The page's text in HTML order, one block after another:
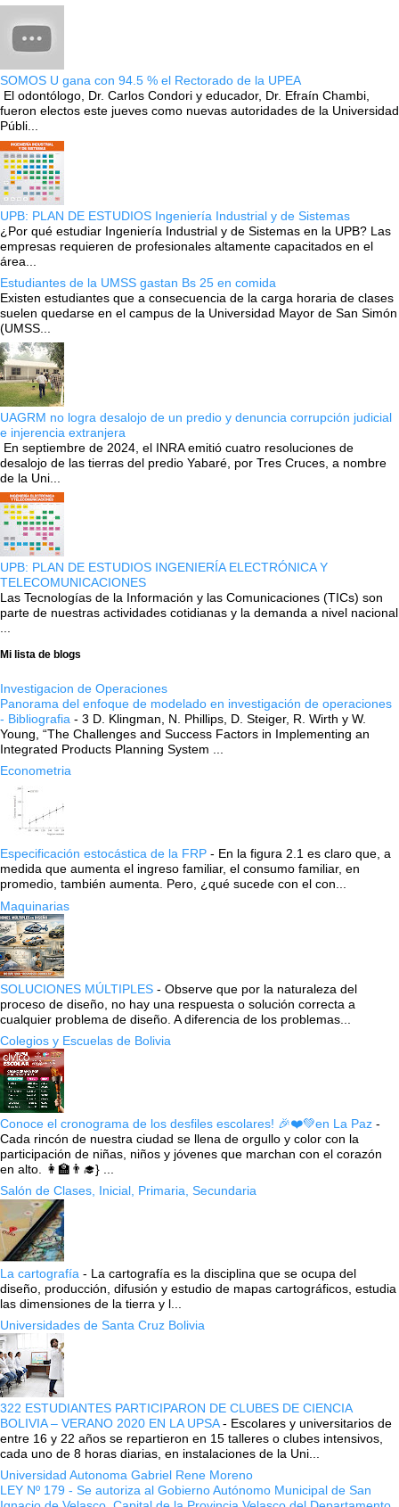
SOMOS U gana con 94.5 % el Rectorado de la UPEA
El odontólogo, Dr. Carlos Condori y educador, Dr. Efraín Chambi,
fueron electos este jueves como nuevas autoridades de la Universidad
Públi...
UPB: PLAN DE ESTUDIOS Ingeniería Industrial y de Sistemas
¿Por qué estudiar Ingeniería Industrial y de Sistemas en la UPB? Las
empresas requieren de profesionales altamente capacitados en el
área...
Estudiantes de la UMSS gastan Bs 25 en comida
Existen estudiantes que a consecuencia de la carga horaria de clases
suelen quedarse en el campus de la Universidad Mayor de San Simón
(UMSS...
UAGRM no logra desalojo de un predio y denuncia corrupción judicial
e injerencia extranjera
En septiembre de 2024, el INRA emitió cuatro resoluciones de
desalojo de las tierras del predio Yabaré, por Tres Cruces, a nombre
de la Uni...
UPB: PLAN DE ESTUDIOS INGENIERÍA ELECTRÓNICA Y
TELECOMUNICACIONES
Las Tecnologías de la Información y las Comunicaciones (TICs) son
parte de nuestras actividades cotidianas y la demanda a nivel nacional
Mi lista de blogs
Investigacion de Operaciones
Panorama del enfoque de modelado en investigación de operaciones
- Bibliografia - 3 D. Klingman, N. Phillips, D. Steiger, R. Wirth y W.
Young, “The Challenges and Success Factors in Implementing an
Integrated Products Planning System ...
Econometria
Especificación estocástica de la FRP - En la figura 2.1 es claro que, a
medida que aumenta el ingreso familiar, el consumo familiar, en
promedio, también aumenta. Pero, ¿qué sucede con el con...
Maquinarias
SOLUCIONES MÚLTIPLES - Observe que por la naturaleza del
proceso de diseño, no hay una respuesta o solución correcta a
cualquier problema de diseño. A diferencia de los problemas...
Colegios y Escuelas de Bolivia
Conoce el cronograma de los desfiles escolares! 🎉❤️💚en La Paz -
Cada rincón de nuestra ciudad se llena de orgullo y color con la
participación de niñas, niños y jóvenes que marchan con el corazón
en alto. 👩‍🏫👨‍🎓} ...
Salón de Clases, Inicial, Primaria, Secundaria
La cartografía - La cartografía es la disciplina que se ocupa del
diseño, producción, difusión y estudio de mapas cartográficos, estudia
las dimensiones de la tierra y l...
Universidades de Santa Cruz Bolivia
322 ESTUDIANTES PARTICIPARON DE CLUBES DE CIENCIA
BOLIVIA – VERANO 2020 EN LA UPSA- Escolares y universitarios de
entre 16 y 22 años se repartieron en 15 talleres o clubes intensivos,
cada uno de 8 horas diarias, en instalaciones de la Uni...
Universidad Autonoma Gabriel Rene Moreno
LEY Nº 179 - Se autoriza al Gobierno Autónomo Municipal de San